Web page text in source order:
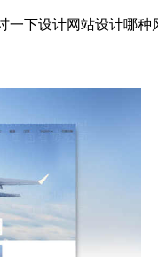
下设计网站设计哪种